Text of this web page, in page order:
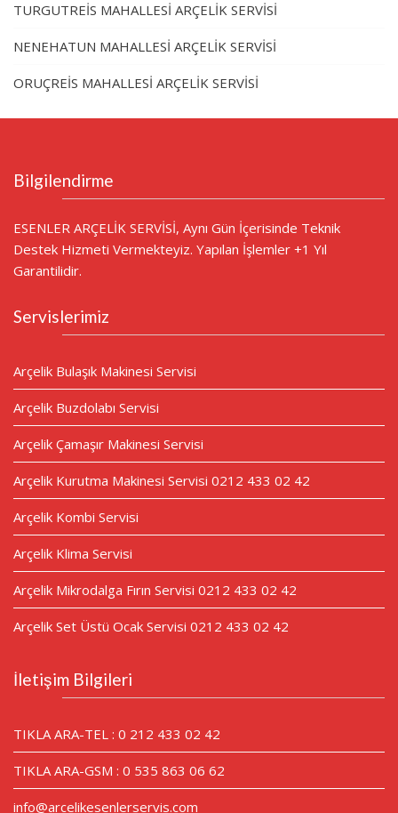
TURGUTREİS MAHALLESİ ARÇELİK SERVİSİ
NENEHATUN MAHALLESİ ARÇELİK SERVİSİ
ORUÇREİS MAHALLESİ ARÇELİK SERVİSİ
Bilgilendirme
ESENLER ARÇELİK SERVİSİ, Aynı Gün İçerisinde Teknik
Destek Hizmeti Vermekteyiz. Yapılan İşlemler +1 Yıl
Garantilidir.
Servislerimiz
Arçelik Bulaşık Makinesi Servisi
Arçelik Buzdolabı Servisi
Arçelik Çamaşır Makinesi Servisi
Arçelik Kurutma Makinesi Servisi 0212 433 02 42
Arçelik Kombi Servisi
Arçelik Klima Servisi
Arçelik Mikrodalga Fırın Servisi 0212 433 02 42
Arçelik Set Üstü Ocak Servisi 0212 433 02 42
İletişim Bilgileri
TIKLA ARA-TEL : 0 212 433 02 42
TIKLA ARA-GSM : 0 535 863 06 62
info@arcelikesenlerservis.com